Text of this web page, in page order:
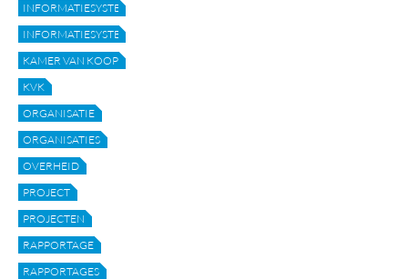
INFORMATIESYSTEEM
INFORMATIESYSTEMEN
KAMER VAN KOOPHANDEL
KVK
ORGANISATIE
ORGANISATIES
OVERHEID
PROJECT
PROJECTEN
RAPPORTAGE
RAPPORTAGES